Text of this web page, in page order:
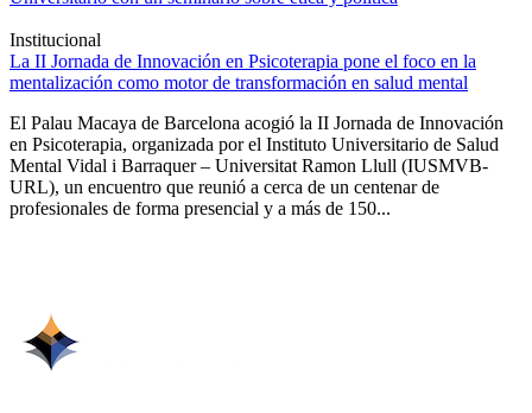
Institucional
La II Jornada de Innovación en Psicoterapia pone el foco en la
mentalización como motor de transformación en salud mental
El Palau Macaya de Barcelona acogió la II Jornada de Innovación
en Psicoterapia, organizada por el Instituto Universitario de Salud
Mental Vidal i Barraquer – Universitat Ramon Llull (IUSMVB-
URL), un encuentro que reunió a cerca de un centenar de
profesionales de forma presencial y a más de 150...